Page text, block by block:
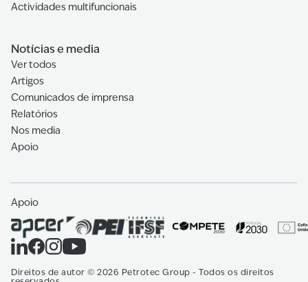
Actividades multifuncionais
Notícias e media
Ver todos
Artigos
Comunicados de imprensa
Relatórios
Nos media
Apoio
Apoio
Direitos de autor © 2026 Petrotec Group - Todos os direitos